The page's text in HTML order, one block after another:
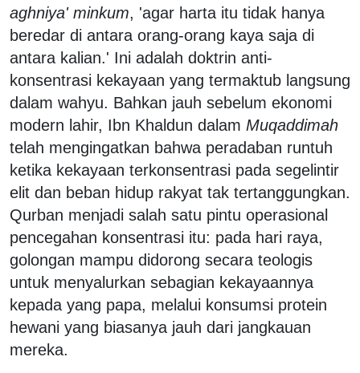
aghniya' minkum, 'agar harta itu tidak hanya
beredar di antara orang-orang kaya saja di
antara kalian.' Ini adalah doktrin anti-
konsentrasi kekayaan yang termaktub langsung
dalam wahyu. Bahkan jauh sebelum ekonomi
modern lahir, Ibn Khaldun dalam Muqaddimah
telah mengingatkan bahwa peradaban runtuh
ketika kekayaan terkonsentrasi pada segelintir
elit dan beban hidup rakyat tak tertanggungkan.
Qurban menjadi salah satu pintu operasional
pencegahan konsentrasi itu: pada hari raya,
golongan mampu didorong secara teologis
untuk menyalurkan sebagian kekayaannya
kepada yang papa, melalui konsumsi protein
hewani yang biasanya jauh dari jangkauan
mereka.